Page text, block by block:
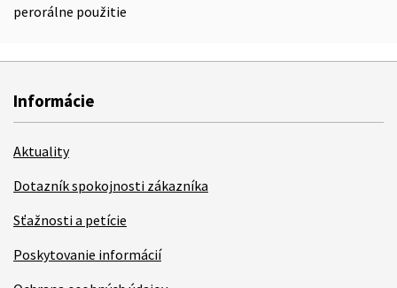
perorálne použitie
Informácie
Aktuality
Dotazník spokojnosti zákazníka
Sťažnosti a petície
Poskytovanie informácií